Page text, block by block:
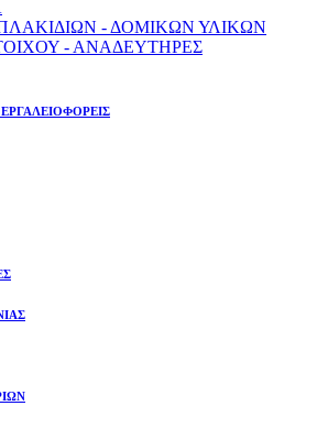
- ΔΟΜΙΚΩΝ ΥΛΙΚΩΝ
- ΑΝΑΔΕΥΤΗΡΕΣ